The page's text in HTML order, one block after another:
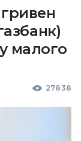
малого
27838